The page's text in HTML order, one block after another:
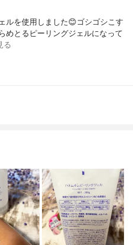
ルを使用しました😊ゴシゴシこす
めとるピーリングジェルになって
る